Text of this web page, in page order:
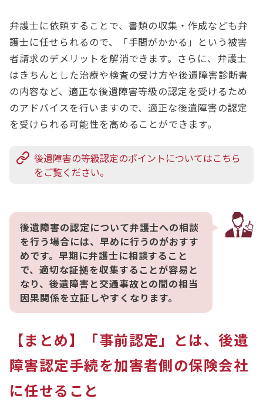
弁護士に依頼することで、書類の収集・作成なども弁
護士に任せられるので、「手間がかかる」という被害
者請求のデメリットを解消できます。さらに、弁護士
はきちんとした治療や検査の受け方や後遺障害診断書
の内容など、適正な後遺障害等級の認定を受けるため
のアドバイスを行いますので、適正な後遺障害の認定
を受けられる可能性を高めることができます。
後遺障害の等級認定のポイントについてはこちら
をご覧ください。
後遺障害の認定について弁護士への相談
を行う場合には、早めに行うのがおすす
めです。早期に弁護士に相談すること
で、適切な証拠を収集することが容易と
なり、後遺障害と交通事故との間の相当
因果関係を立証しやすくなります。
【まとめ】「事前認定」とは、後遺
障害認定手続を加害者側の保険会社
に任せること